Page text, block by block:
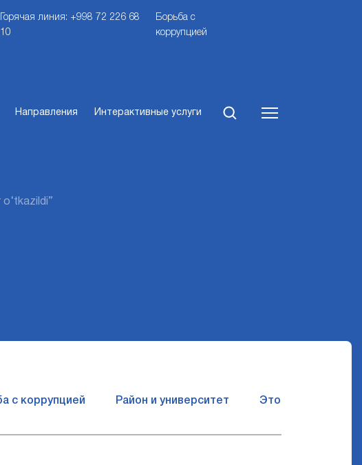
Горячая линия: +998 72 226 68
10
Борьба с
коррупцией
Направления Интерактивные услуги
с коррупцией Район и университет Это сбывшаяся